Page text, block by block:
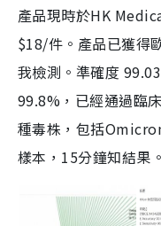
產品現時於HK
$18/件。產品已獲得
我檢測。準確度
99.8%，已經通過臨
種毒株，包括
樣本，15分鐘知結果。